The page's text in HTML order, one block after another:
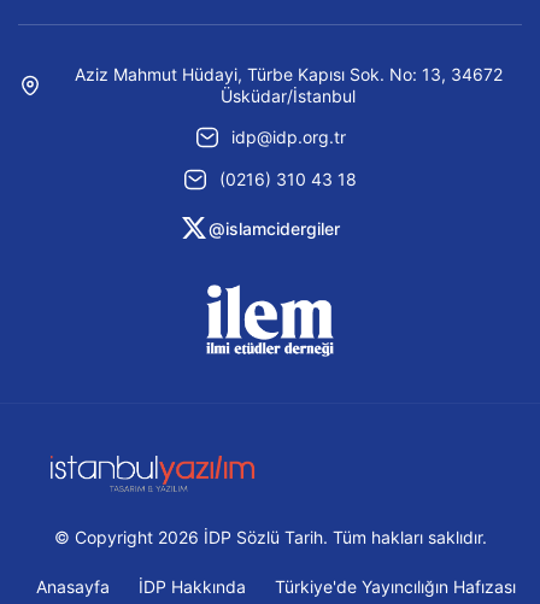
Aziz Mahmut Hüdayi, Türbe Kapısı Sok. No: 13, 34672
Üsküdar/İstanbul
idp@idp.org.tr
(0216) 310 43 18
@islamcidergiler
© Copyright 2026 İDP Sözlü Tarih. Tüm hakları saklıdır.
Anasayfa İDP Hakkında
Türkiye'de Yayıncılığın Hafızası